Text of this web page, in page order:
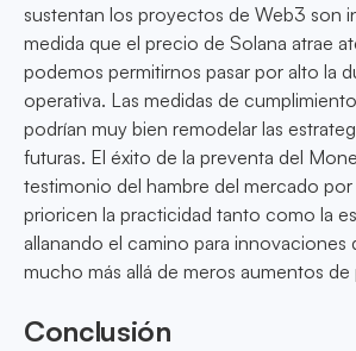
sustentan los proyectos de Web3 son
medida que el precio de Solana atrae
podemos permitirnos pasar por alto la
operativa. Las medidas de
podrían muy bien remodelar las
futuras. El éxito de la preventa del
testimonio del hambre del mercado
prioricen la practicidad tanto como la
allanando el camino para innovaciones
mucho más allá de meros aumentos de
Conclusión